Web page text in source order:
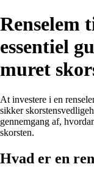
Renselem
essentiel
muret
At investere i en
sikker
gennemgang af,
skorsten.
Hvad er en